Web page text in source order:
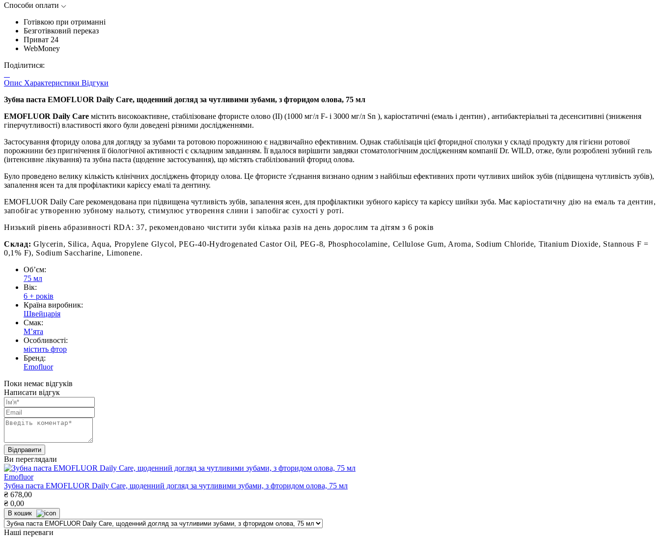
Способи оплати
Готівкою при отриманні
Безготівковий переказ
Приват 24
WebMoney
Поділитися:
Опис Характеристики Відгуки
Зубна паста EMOFLUOR Daily Care, щоденний догляд за чутливими зубами, з фторидом олова, 75 мл
EMOFLUOR Daily Care містить високоактивне, стабілізоване фтористе олово (II) (1000 мг/л F- і 3000 мг/л Sn ), каріостатичні (емаль і дентин) , антибактеріальні та десенситивні (зниження
гіперчутливості) властивості якого були доведені різними дослідженнями.
Застосування фториду олова для догляду за зубами та ротовою порожниною є надзвичайно ефективним. Однак стабілізація цієї фторидної сполуки у складі продукту для гігієни ротової
порожнини без пригнічення її біологічної активності є складним завданням. Її вдалося вирішити завдяки стоматологічним дослідженням компанії Dr. WILD, отже, були розроблені зубний гель
(інтенсивне лікування) та зубна паста (щоденне застосування), що містять стабілізований фторид олова.
Було проведено велику кількість клінічних досліджень фториду олова. Це фтористе з'єднання визнано одним з найбільш ефективних проти чутливих шийок зубів (підвищена чутливість зубів),
запалення ясен та для профілактики карієсу емалі та дентину.
EMOFLUOR Daily Care рекомендована при підвищена чутливість зубів, запалення ясен, для профілактики зубного карієсу та карієсу шийки зуба. Має каріостатичну дію на емаль та дентин,
запобігає утворенню зубному нальоту, стимулює утворення слини і запобігає сухості у роті.
Низький рівень абразивності RDA: 37, рекомендовано чистити зуби кілька разів на день дорослим та дітям з 6 років
Склад: Glycerin, Silica, Aqua, Propylene Glycol, PEG-40-Hydrogenated Castor Oil, PEG-8, Phosphocolamine, Cellulose Gum, Aroma, Sodium Chloride, Titanium Dioxide, Stannous F =
0,1% F), Sodium Saccharine, Limonene.
Обʼєм:
75 мл
Вік:
6 + років
Країна виробник:
Швейцарія
Смак:
Мʼята
Особливості:
містить фтор
Бренд:
Emofluor
Поки немає відгуків
Написати відгук
Ви переглядали
Emofluor
Зубна паста EMOFLUOR Daily Care, щоденний догляд за чутливими зубами, з фторидом олова, 75 мл
₴ 678,00
₴ 0,00
В кошик
Наші переваги